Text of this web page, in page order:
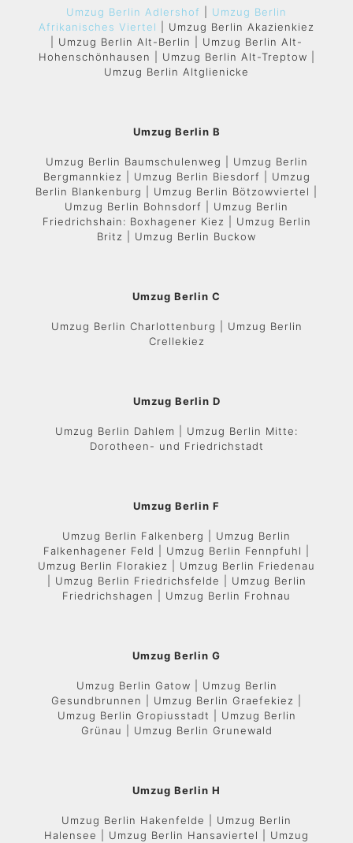
Umzug Berlin Adlershof
Umzug Berlin
Afrikanisches Viertel
| Umzug Berlin Akazienkiez
| Umzug Berlin Alt-Berlin | Umzug Berlin Alt-
Hohenschönhausen | Umzug Berlin Alt-Treptow |
Umzug Berlin Altglienicke
Umzug Berlin B
Umzug Berlin Baumschulenweg | Umzug Berlin
Bergmannkiez | Umzug Berlin Biesdorf | Umzug
Berlin Blankenburg | Umzug Berlin Bötzowviertel |
Umzug Berlin Bohnsdorf | Umzug Berlin
Friedrichshain: Boxhagener Kiez | Umzug Berlin
Britz | Umzug Berlin Buckow
Umzug Berlin C
Umzug Berlin Charlottenburg | Umzug Berlin
Crellekiez
Umzug Berlin D
Umzug Berlin Dahlem | Umzug Berlin Mitte:
Dorotheen- und Friedrichstadt
Umzug Berlin F
Umzug Berlin Falkenberg | Umzug Berlin
Falkenhagener Feld | Umzug Berlin Fennpfuhl |
Umzug Berlin Florakiez | Umzug Berlin Friedenau
| Umzug Berlin Friedrichsfelde | Umzug Berlin
Friedrichshagen | Umzug Berlin Frohnau
Umzug Berlin G
Umzug Berlin Gatow | Umzug Berlin
Gesundbrunnen | Umzug Berlin Graefekiez |
Umzug Berlin Gropiusstadt | Umzug Berlin
Grünau | Umzug Berlin Grunewald
Umzug Berlin H
Umzug Berlin Hakenfelde | Umzug Berlin
Halensee | Umzug Berlin Hansaviertel | Umzug